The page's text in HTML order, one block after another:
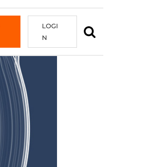
LOGI
N